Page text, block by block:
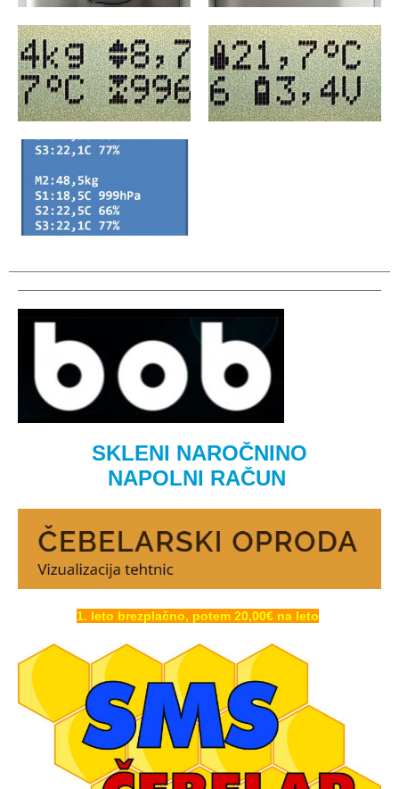
SKLENI NAROČNINO
NAPOLNI RAČUN
1. leto brezplačno, potem 20,00€ na leto